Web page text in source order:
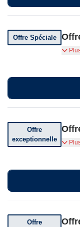
Offre Spéciale
Offre
exceptionnelle
Offre